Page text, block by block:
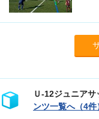
Ｕ‐12ジュニア
ンツ一覧へ（4件